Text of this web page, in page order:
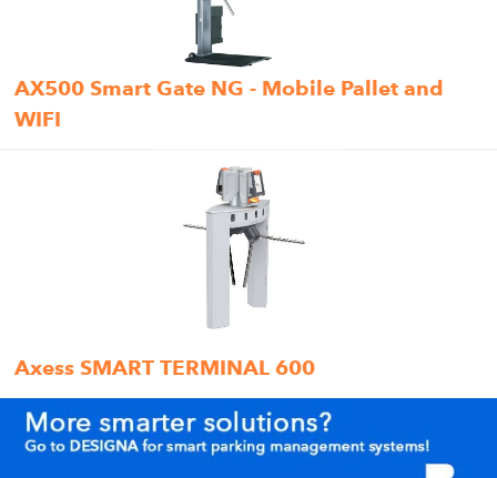
AX500 Smart Gate NG - Mobile Pallet and
WIFI
Axess SMART TERMINAL 600